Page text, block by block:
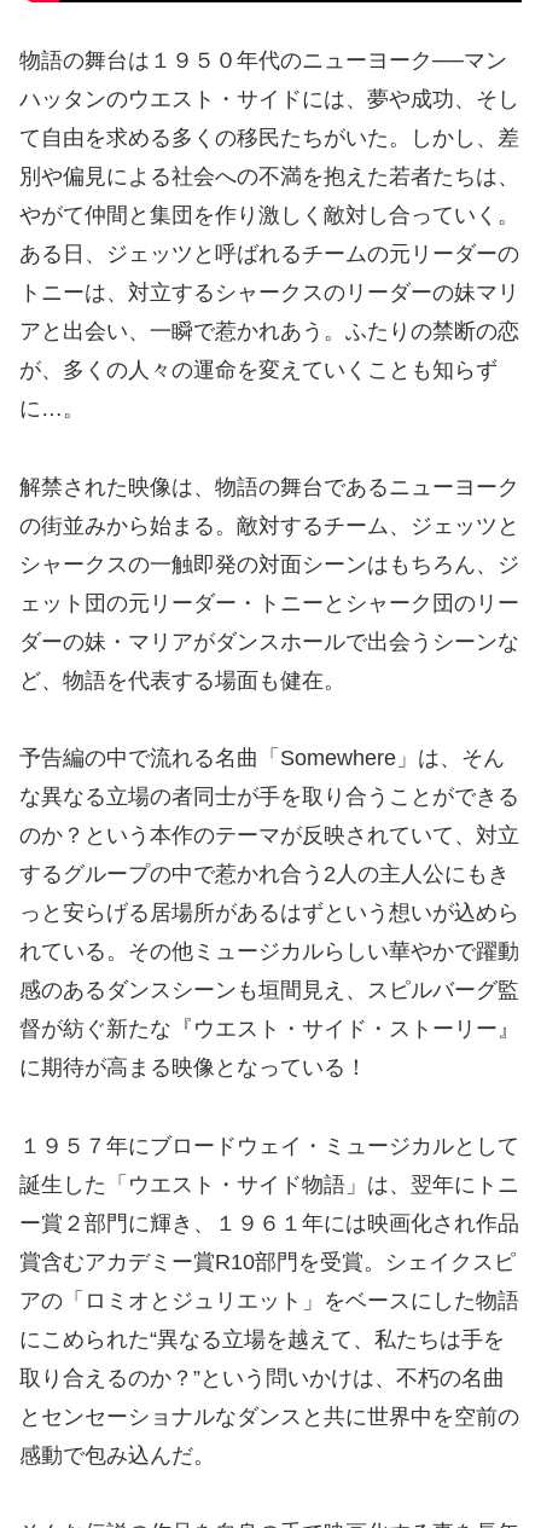
物語の舞台は１９５０年代のニューヨーク──マン
ハッタンのウエスト・サイドには、夢や成功、そし
て自由を求める多くの移民たちがいた。しかし、差
別や偏見による社会への不満を抱えた若者たちは、
やがて仲間と集団を作り激しく敵対し合っていく。
ある日、ジェッツと呼ばれるチームの元リーダーの
トニーは、対立するシャークスのリーダーの妹マリ
アと出会い、一瞬で惹かれあう。ふたりの禁断の恋
が、多くの人々の運命を変えていくことも知らず
に…。
解禁された映像は、物語の舞台であるニューヨーク
の街並みから始まる。敵対するチーム、ジェッツと
シャークスの一触即発の対面シーンはもちろん、ジ
ェット団の元リーダー・トニーとシャーク団のリー
ダーの妹・マリアがダンスホールで出会うシーンな
ど、物語を代表する場面も健在。
予告編の中で流れる名曲「Somewhere」は、そん
な異なる立場の者同士が手を取り合うことができる
のか？という本作のテーマが反映されていて、対立
するグループの中で惹かれ合う2人の主人公にもき
っと安らげる居場所があるはずという想いが込めら
れている。その他ミュージカルらしい華やかで躍動
感のあるダンスシーンも垣間見え、スピルバーグ監
督が紡ぐ新たな『ウエスト・サイド・ストーリー』
に期待が高まる映像となっている！
１９５７年にブロードウェイ・ミュージカルとして
誕生した「ウエスト・サイド物語」は、翌年にトニ
ー賞２部門に輝き、１９６１年には映画化され作品
賞含むアカデミー賞R10部門を受賞。シェイクスピ
アの「ロミオとジュリエット」をベースにした物語
にこめられた“異なる立場を越えて、私たちは手を
取り合えるのか？”という問いかけは、不朽の名曲
とセンセーショナルなダンスと共に世界中を空前の
感動で包み込んだ。